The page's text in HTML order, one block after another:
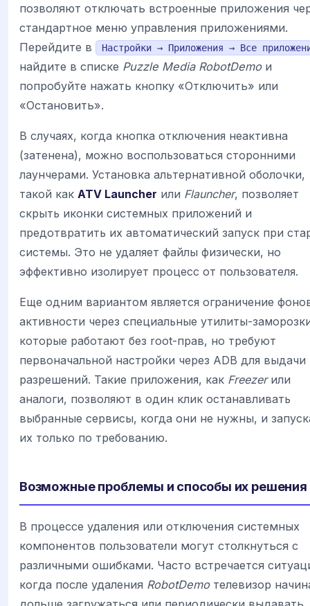
позволяют отключать встроенные приложения
стандартное меню управления приложениями.
Перейдите в
Настройки → Приложения → Все
найдите в списке Puzzle Media RobotDemoи
попробуйте нажать кнопку «Отключить» или
«Остановить».
В случаях, когда кнопка отключения неактивна
(затенена), можно воспользоваться сторонними
лаунчерами. Установка альтернативной оболочки,
такой как ATV Launcher или Flauncher, позволяет
скрыть иконки системных приложений и
предотвратить их автоматический запуск при
системы. Это не удаляет файлы физически, но
эффективно изолирует процесс от пользователя.
Еще одним вариантом является ограничение
активности через специальные утилиты-
которые работают без root-прав, но требуют
первоначальной настройки через ADB для выдачи
разрешений. Такие приложения, как Freezerили
аналоги, позволяют в один клик останавливать
выбранные сервисы, когда они не нужны, и
их только по требованию.
Возможные проблемы и способы их решения
В процессе удаления или отключения системных
компонентов пользователи могут столкнуться с
различными ошибками. Часто встречается
когда после удаления RobotDemoтелевизор